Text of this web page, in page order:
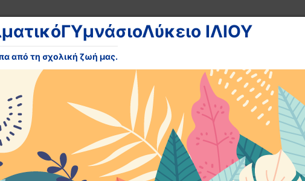
ΙΛΙΟΥ
από τη σχολική ζωή μας.